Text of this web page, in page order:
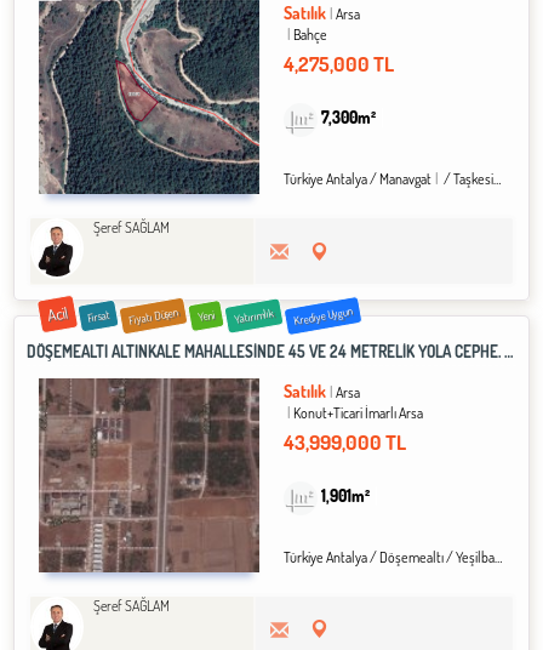
Satılık Arsa
Bahçe
4,275,000 TL
7,300m²
Türkiye Antalya / Manavgat / Taşkesiği Köyü
Şeref SAĞLAM
Acil Fırsat Fiyatı Düşen Yeni Yatırımlık Krediye Uygun
DÖŞEMEALTI ALTINKALE MAHALLESİNDE 45 VE 24 METRELİK YOLA CEPHE. 1901 M2 KÖŞE ARSA
Satılık Arsa
Konut+Ticari İmarlı Arsa
43,999,000 TL
1,901m²
Türkiye Antalya / Döşemealtı/ Yeşilbayır
Şeref SAĞLAM